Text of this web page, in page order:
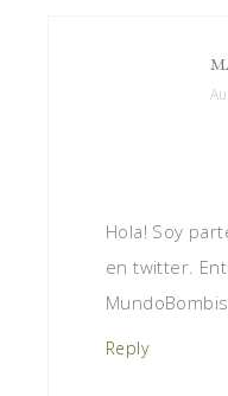
Hola! Soy
en twitter.
MundoBombis
Reply